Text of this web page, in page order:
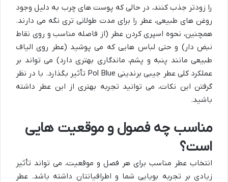
را زودتر جذب کنند، در حالی که پوست های چرب به دلیل وجود
روغن های طبیعی، عطر را برای مدت طولانی تری نگه می دارند.
همچنین، نحوه اسپری کردن عطر (از فاصله مناسب و روی نقاط
نبض دار) و حتی لباس هایی که می پوشید (عطر روی الیاف
طبیعی مانند پنبه و پشم، ماندگاری بهتری دارد) می تواند بر
عملکرد کلی عطر جیبی برندینی Pol Blue تأثیر بگذارد. با در نظر
گرفتن این نکات، می توانید تجربه بهتری از این عطر داشته
باشید.
مناسب چه فصول و موقعیت هایی
است؟
انتخاب عطر مناسب برای هر فصل و موقعیت، می تواند تأثیر
زیادی بر تجربه بویایی شما و اطرافیانتان داشته باشد. عطر